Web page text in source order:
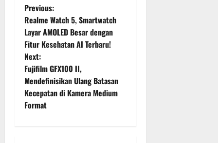
P
o
s
t
n
a
Previous:
Realme Watch 5, Smartwatch
Layar AMOLED Besar dengan
Fitur Kesehatan AI Terbaru!
Next:
Fujifilm GFX100 II,
Mendefinisikan Ulang Batasan
Kecepatan di Kamera Medium
Format